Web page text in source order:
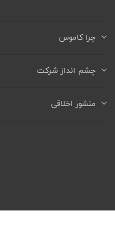
چرا کاموس
چشم انداز شرکت
منشور اخلاقی